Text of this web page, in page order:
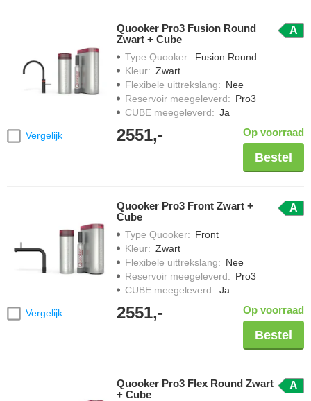
Vergelijk
Quooker Pro3 Fusion Round
Zwart + Cube
A
Type Quooker: Fusion Round
Kleur: Zwart
Flexibele uittrekslang: Nee
Reservoir meegeleverd: Pro3
CUBE meegeleverd: Ja
2551,- Op voorraad
Bestel
Vergelijk
Quooker Pro3 Front Zwart +
Cube
A
Type Quooker: Front
Kleur: Zwart
Flexibele uittrekslang: Nee
Reservoir meegeleverd: Pro3
CUBE meegeleverd: Ja
2551,- Op voorraad
Bestel
Quooker Pro3 Flex Round Zwart
+ Cube
A